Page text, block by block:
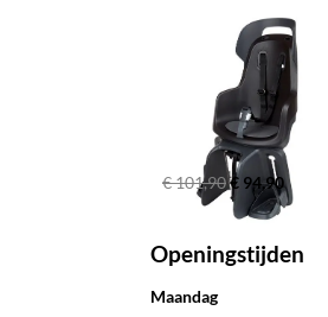
€ 101,90€ 94,90
Openingstijden
Maandag